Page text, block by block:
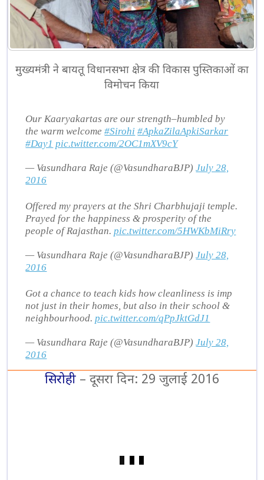
मुख्यमंत्री ने बायतू विधानसभा क्षेत्र की विकास पुस्तिकाओं का
विमोचन किया
Our Kaaryakartas are our strength–humbled by
the warm welcome#Sirohi #ApkaZilaApkiSarkar
#Day1 pic.twitter.com/2OC1mXV9cY
— Vasundhara Raje (@VasundharaBJP)July 28,
2016
Offered my prayers at the Shri Charbhujaji temple.
Prayed for the happiness & prosperity of the
people of Rajasthan.pic.twitter.com/5HWKbMiRry
— Vasundhara Raje (@VasundharaBJP)July 28,
2016
Got a chance to teach kids how cleanliness is imp
not just in their homes, but also in their school &
neighbourhood.pic.twitter.com/qPpJktGdJ1
— Vasundhara Raje (@VasundharaBJP)July 28,
2016
सिरोही– दूसरा दिन: 29 जुलाई 2016